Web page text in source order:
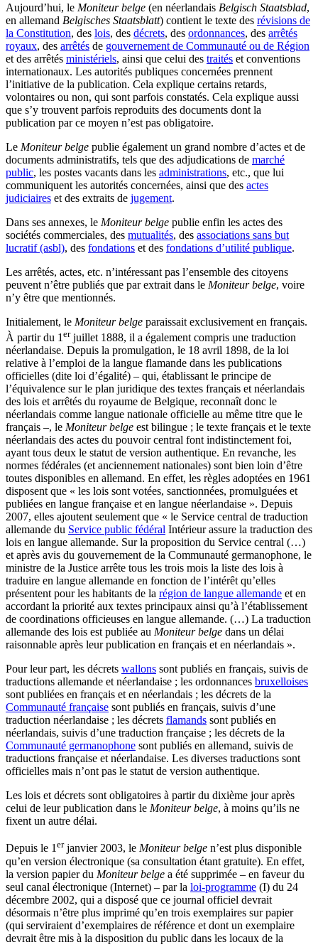
Aujourd’hui, le Moniteur belge (en néerlandais Belgisch Staatsblad,
en allemand Belgisches Staatsblatt) contient le texte des révisions de
la Constitution, des lois, des décrets, des ordonnances, des arrêtés
royaux, des arrêtés de gouvernement de Communauté ou de Région
et des arrêtés ministériels, ainsi que celui des traités et conventions
internationaux. Les autorités publiques concernées prennent
l’initiative de la publication. Cela explique certains retards,
volontaires ou non, qui sont parfois constatés. Cela explique aussi
que s’y trouvent parfois reproduits des documents dont la
publication par ce moyen n’est pas obligatoire.
Le Moniteur belge publie également un grand nombre d’actes et de
documents administratifs, tels que des adjudications de marché
public, les postes vacants dans les administrations, etc., que lui
communiquent les autorités concernées, ainsi que des actes
judiciaires et des extraits de jugement.
Dans ses annexes, le Moniteur belge publie enfin les actes des
sociétés commerciales, des mutualités, des associations sans but
lucratif (asbl), des fondations et des fondations d’utilité publique.
Les arrêtés, actes, etc. n’intéressant pas l’ensemble des citoyens
peuvent n’être publiés que par extrait dans le Moniteur belge, voire
n’y être que mentionnés.
Initialement, le Moniteur belge paraissait exclusivement en français.
À partir du 1 erjuillet 1888, il a également compris une traduction
néerlandaise. Depuis la promulgation, le 18 avril 1898, de la loi
relative à l’emploi de la langue flamande dans les publications
officielles (dite loi d’égalité) – qui, établissant le principe de
l’équivalence sur le plan juridique des textes français et néerlandais
des lois et arrêtés du royaume de Belgique, reconnaît donc le
néerlandais comme langue nationale officielle au même titre que le
français –, le Moniteur belge est bilingue ; le texte français et le texte
néerlandais des actes du pouvoir central font indistinctement foi,
ayant tous deux le statut de version authentique. En revanche, les
normes fédérales (et anciennement nationales) sont bien loin d’être
toutes disponibles en allemand. En effet, les règles adoptées en 1961
disposent que « les lois sont votées, sanctionnées, promulguées et
publiées en langue française et en langue néerlandaise ». Depuis
2007, elles ajoutent seulement que « le Service central de traduction
allemande du Service public fédéral Intérieur assure la traduction des
lois en langue allemande. Sur la proposition du Service central (…)
et après avis du gouvernement de la Communauté germanophone, le
ministre de la Justice arrête tous les trois mois la liste des lois à
traduire en langue allemande en fonction de l’intérêt qu’elles
présentent pour les habitants de la région de langue allemande et en
accordant la priorité aux textes principaux ainsi qu’à l’établissement
de coordinations officieuses en langue allemande. (…) La traduction
allemande des lois est publiée au Moniteur belge dans un délai
raisonnable après leur publication en français et en néerlandais ».
Pour leur part, les décrets wallons sont publiés en français, suivis de
traductions allemande et néerlandaise ; les ordonnances bruxelloises
sont publiées en français et en néerlandais ; les décrets de la
Communauté française sont publiés en français, suivis d’une
traduction néerlandaise ; les décrets flamands sont publiés en
néerlandais, suivis d’une traduction française ; les décrets de la
Communauté germanophone sont publiés en allemand, suivis de
traductions française et néerlandaise. Les diverses traductions sont
officielles mais n’ont pas le statut de version authentique.
Les lois et décrets sont obligatoires à partir du dixième jour après
celui de leur publication dans le Moniteur belge, à moins qu’ils ne
fixent un autre délai.
Depuis le 1erjanvier 2003, le Moniteur belge n’est plus disponible
qu’en version électronique (sa consultation étant gratuite). En effet,
la version papier du Moniteur belge a été supprimée – en faveur du
seul canal électronique (Internet) – par la loi-programme (I) du 24
décembre 2002, qui a disposé que ce journal officiel devrait
désormais n’être plus imprimé qu’en trois exemplaires sur papier
(qui serviraient d’exemplaires de référence et dont un exemplaire
devrait être mis à la disposition du public dans les locaux de la